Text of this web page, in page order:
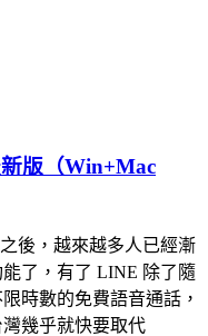
版（Win+Mac
後，越來越多人已經漸
了，有了 LINE 除了隨
時數的免費語音通話，
幾乎就快要取代